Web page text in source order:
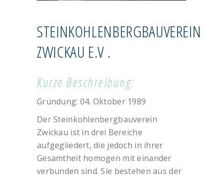
STEINKOHLENBERGBAUVEREIN
ZWICKAU E.V .
Kurze Beschreibung:
Gründung: 04. Oktober 1989
Der Steinkohlenbergbauverein
Zwickau ist in drei Bereiche
aufgegliedert, die jedoch in ihrer
Gesamtheit homogen mit einander
verbunden sind. Sie bestehen aus der